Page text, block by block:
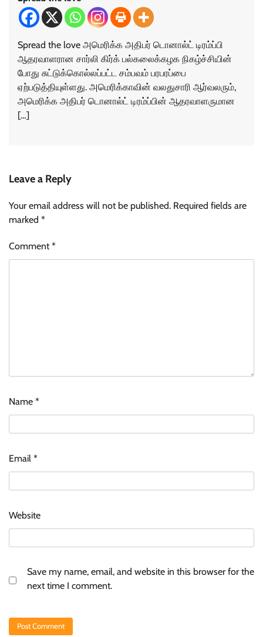
Spread the love அமெரிக்க அதிபர் டொனால்ட் டிரம்ப்பி
ஆதரவாளரான சார்லி கிர்க் பல்கலைக்கழக நிகழ்ச்சியின்
போது சுட்டுக்கொல்லப்பட்ட சம்பவம் பரபரப்பை
ஏற்படுத்தியுள்ளது. அமெரிக்காவின் வலதுசாரி ஆர்வலரும்,
அமெரிக்க அதிபர் டொனால்ட் டிரம்ப்பின் ஆதரவாளருமான
[…]
Leave a Reply
Your email address will not be published. Required fields are
marked *
Comment*
Name *
Email *
Website
Save my name, email, and website in this browser for the
next time I comment.